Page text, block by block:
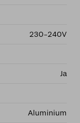
230-240V
Ja
Aluminium